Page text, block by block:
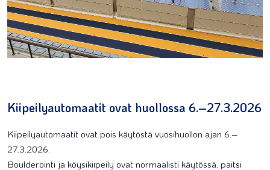
Kiipeilyautomaatit ovat huollossa 6.–27.3.2026
Kiipeilyautomaatit ovat pois käytöstä vuosihuollon ajan 6.–
27.3.2026.
Boulderointi ja köysikiipeily ovat normaalisti käytössä, paitsi